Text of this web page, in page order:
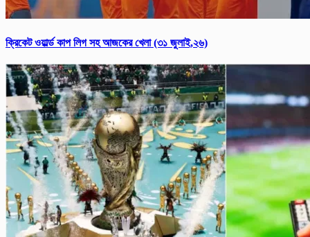
ক্রিকেট ওয়ার্ল্ড কাপ লিগ সহ আজকের খেলা (৩১ জুলাই,২৬)